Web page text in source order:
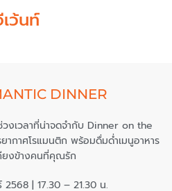
ว้นท์
DINNER
วงเวลาที่น่าจดจำกับ Dinner on the
ากาศโรแมนติก พร้อมดื่มด่ำเมนูอาหาร
ยงข้างคนที่คุณรัก
| 17.30 – 21.30 น.